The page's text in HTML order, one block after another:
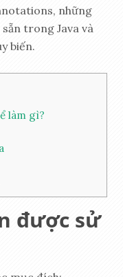
những
trong Java và
biến.
làm gì?
được sử